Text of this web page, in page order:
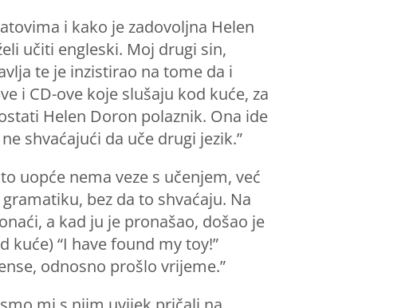
i kako je zadovoljna Helen
učiti engleski. Moj drugi sin,
te je inzistirao na tome da i
i CD-ove koje slušaju kod kuće, za
Helen Doron polaznik. Ona ide
shvaćajući da uče drugi jezik.”
uopće nema veze s učenjem, već
bez da to shvaćaju. Na
a kad ju je pronašao, došao je
“I have found my toy!”
odnosno prošlo vrijeme.”